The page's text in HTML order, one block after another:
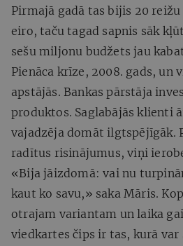
Pirmajā gadā tas bijis 20
eiro, taču tagad sapnis sāk
sešu miljonu budžets jau
Pienāca krīze, 2008. gads, un
apstājās. Bankas pārstāja
produktos. Saglabājās klienti
vajadzēja domāt ilgtspējīgāk.
radītus risinājumus, viņi
«Bija jāizdomā: vai nu
kaut ko savu,» saka Māris.
otrajam variantam un laika
viedkartes čips ir tas, kurā var